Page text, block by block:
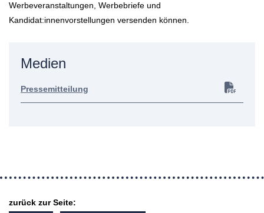
Werbeveranstaltungen, Werbebriefe und
Kandidat:innenvorstellungen versenden können.
Medien
Pressemitteilung
zurück zur Seite: